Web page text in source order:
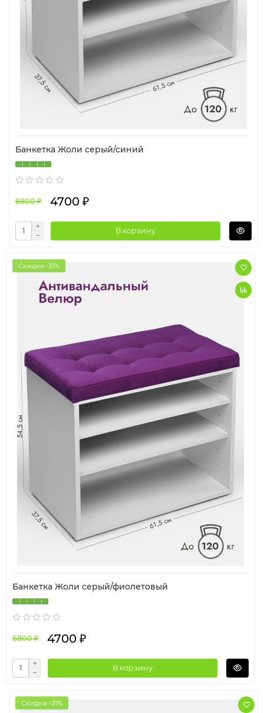
Банкетка Жоли серый/синий
6800 ₽ 4700 ₽
В корзину
Скидка -31%
Банкетка Жоли серый/фиолетовый
6800 ₽ 4700 ₽
В корзину
Скидка -31%